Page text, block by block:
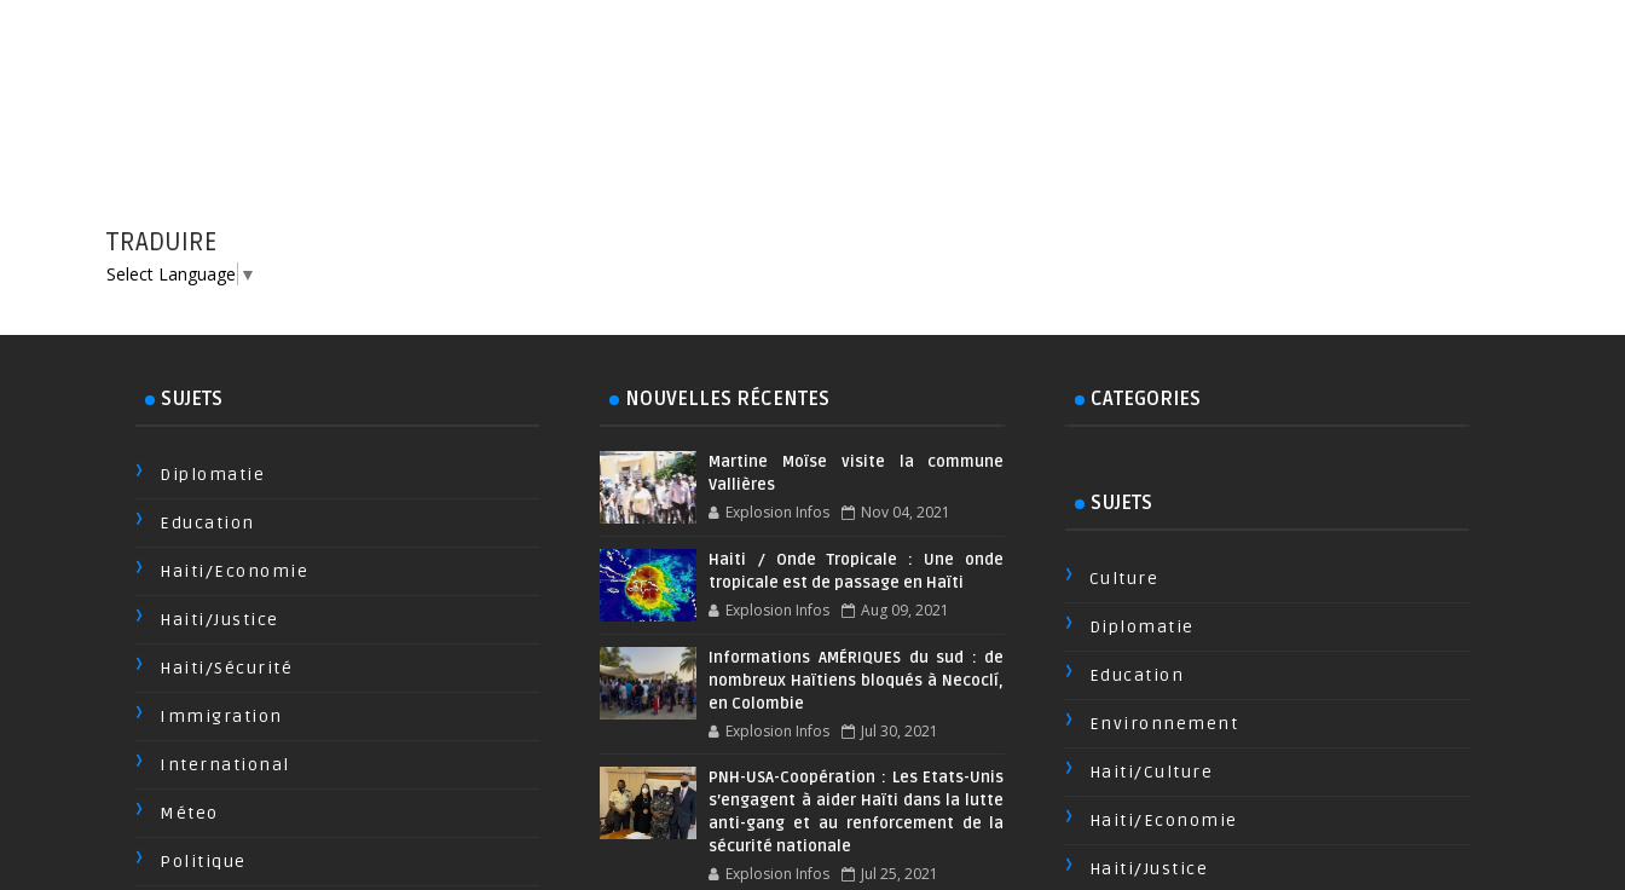
TRADUIRE
Select Language ▼
SUJETS
Diplomatie
Education
Haiti/Economie
Haiti/Justice
Haiti/Sécurité
Immigration
International
Méteo
Politique
NOUVELLES RÉCENTES
Martine Moïse visite la commune
Vallières
Explosion Infos Nov 04, 2021
Haiti / Onde Tropicale : Une onde
tropicale est de passage en Haïti
Explosion Infos Aug 09, 2021
Informations AMÉRIQUES du sud : de
nombreux Haïtiens bloqués à Necoclí,
en Colombie
Explosion Infos Jul 30, 2021
PNH-USA-Coopération : Les Etats-Unis
s’engagent à aider Haïti dans la lutte
anti-gang et au renforcement de la
sécurité nationale
Explosion Infos Jul 25, 2021
CATEGORIES
SUJETS
Culture
Diplomatie
Education
Environnement
Haiti/Culture
Haiti/Economie
Haiti/Justice